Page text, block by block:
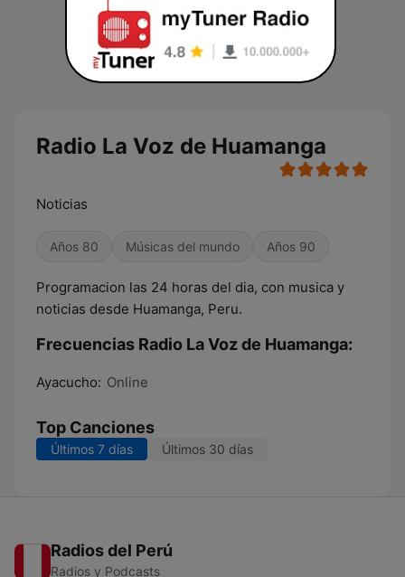
Radio La Voz de Huamanga
Noticias
Años 80 Músicas del mundo Años 90
Programacion las 24 horas del dia, con musica y
noticias desde Huamanga, Peru.
Frecuencias Radio La Voz de Huamanga:
Ayacucho: Online
Top Canciones
Últimos 7 días Últimos 30 días
Radios del Perú
Radios y Podcasts